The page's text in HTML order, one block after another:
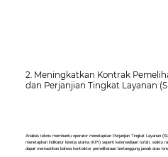
2. Meningkatkan Kontrak
dan Perjanjian Tingkat Layanan
Analisis teknis membantu operator menetapkan Perjanjian Tingkat Layanan
menetapkan indikator kinerja utama (KPI) seperti ketersediaan turbin, waktu
dapat memastikan bahwa kontraktor pemeliharaan bertanggung jawab atas